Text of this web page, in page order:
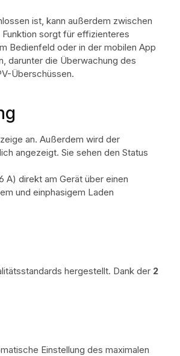
ist, kann außerdem zwischen
sorgt für effizienteres
Bedienfeld oder in der mobilen App
darunter die Überwachung des
Überschüssen.
an. Außerdem wird der
angezeigt. Sie sehen den Status
A) direkt am Gerät über einen
und einphasigem Laden
hergestellt. Dank der 2
Einstellung des maximalen